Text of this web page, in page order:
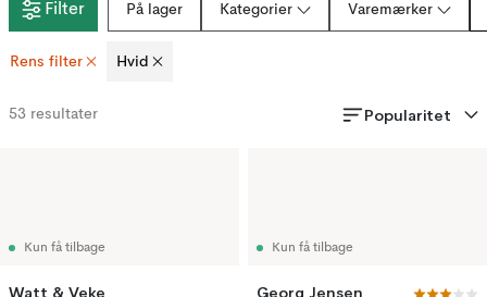
Filter På lager Kategorier Varemærker
Rens filter Hvid
53 resultater Popularitet
Kun få tilbage
Watt & Veke
Kun få tilbage
Georg Jensen